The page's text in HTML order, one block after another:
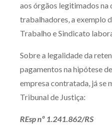
aos órgãos legitimados na
trabalhadores, a exemplo
Trabalho e Sindicato
Sobre a legalidade da
pagamentos na hipótese
empresa contratada, já se
Tribunal de Justiça:
REsp nº 1.241.862/RS